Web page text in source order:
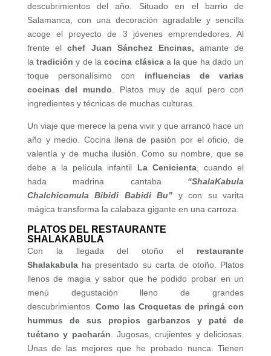
descubrimientos del año. Situado en el barrio de
Salamanca, con una decoración agradable y sencilla
acoge el proyecto de 3 jóvenes emprendedores. Al
frente elchef Juan Sánchez Encinas, amante de
latradición y de lacocina clásicaa la que ha dado un
toque personalísimo con influencias de varias
cocinas del mundo . Platos muy de aquí pero con
ingredientes y técnicas de muchas culturas.
Un viaje que merece la pena vivir y que arrancó hace un
año y medio. Cocina llena de pasión por el oficio, de
valentía y de mucha ilusión. Como su nombre, que se
debe a la película infantil La Cenicienta, cuando el
hada madrina cantaba “ShalaKabula
Chalchicomula Bibidi Babidi Bu”
y con su varita
mágica transforma la calabaza gigante en una carroza.
PLATOS DEL RESTAURANTE
SHALAKABULA
Con la llegada del otoño el restaurante
Shalakabulaha presentado su carta de otoño. Platos
llenos de magia y sabor que he podido probar en un
menú degustación lleno de grandes
descubrimientos.Como las Croquetas de pringá con
hummus de sus propios garbanzos y paté de
tuétano y pacharán . Jugosas, crujientes y deliciosas.
Unas de las mejores que he probado nunca. Tienen